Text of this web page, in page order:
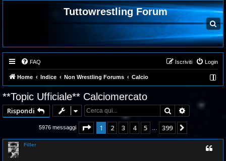
Tuttowrestling Forum
C
e
r
c
a
FAQ Login
Iscriviti
Home Indice Non Wrestling Forums Calcio
**Topic Ufficiale** Calciomercato
Rispondi Cerca Ricerca
5976 messaggi Pagina di 399
1 2 3 4 5 399
Filler